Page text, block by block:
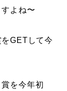
よね〜
GETして今
を今年初